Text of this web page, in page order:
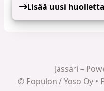
Lisää uusi
Jässäri –
© Populon / Yoso Oy •